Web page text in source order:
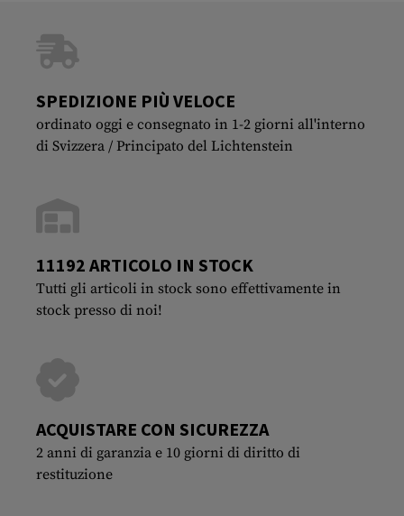
SPEDIZIONE PIÙ VELOCE
ordinato oggi e consegnato in 1-2 giorni all'interno
di Svizzera / Principato del Lichtenstein
11192 ARTICOLO IN STOCK
Tutti gli articoli in stock sono effettivamente in
stock presso di noi!
ACQUISTARE CON SICUREZZA
2 anni di garanzia e 10 giorni di diritto di
restituzione